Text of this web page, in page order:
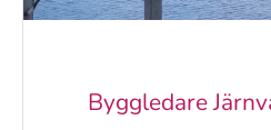
Byggledare